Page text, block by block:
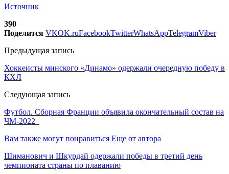
Источник
390
Поделится VKOK.ruFacebookTwitterWhatsAppTelegramViber
Предыдущая запись
Хоккеисты минского «Динамо» одержали очередную победу в
КХЛ
Следующая запись
Футбол. Сборная Франции объявила окончательный состав на
ЧМ-2022
Вам также могут понравиться Еще от автора
Шиманович и Шкурдай одержали победы в третий день
чемпионата страны по плаванию